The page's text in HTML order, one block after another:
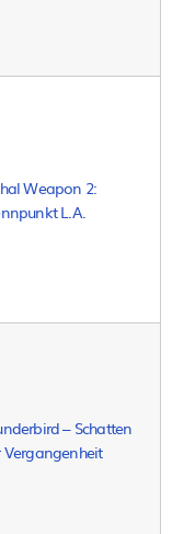
Weapon 2:
L.A.
– Schatten
Vergangenheit